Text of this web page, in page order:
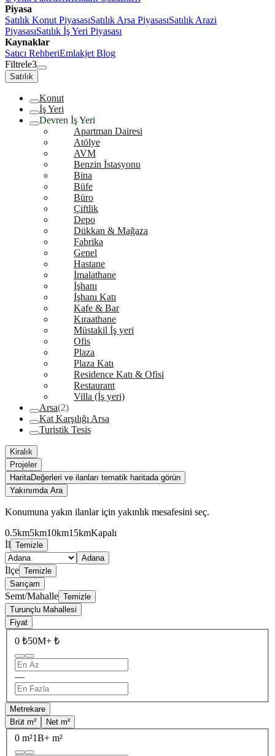
Piyasa
Satılık Konut PiyasasıSatılık Arsa PiyasasıSatılık Arazi
PiyasasıSatılık İş Yeri Piyasası
Kaynaklar
Satıcı RehberiEmlakjet Blog
Filtrele3
Satılık
Konut
İş Yeri
Devren İş Yeri
Apartman Dairesi
Atölye
AVM
Benzin İstasyonu
Bina
Büfe
Büro
Çiftlik
Depo
Dükkan & Mağaza
Fabrika
Genel
Hastane
İmalathane
İşhanı
İşhanı Katı
Kafe & Bar
Kıraathane
Müstakil İş yeri
Ofis
Plaza
Plaza Katı
Residence Katı & Ofisi
Restaurant
Villa (İş yeri)
Arsa(2)
Kat Karşılığı Arsa
Turistik Tesis
Kiralık
Projeler
HaritaDeğerleri ve ilanları tematik haritada görün
Yakınımda Ara
Konumuna yakın ilanlar için yakınlık mesafesini seç.
0.5km5km10km15kmKapalı
İl Temizle
Adana
İlçe Temizle
Sarıçam
Semt/Mahalle Temizle
Turunçlu Mahallesi
Fiyat
0 ₺50M+ ₺
—
Metrekare
Brüt m²
Net m²
0 m²1B+ m²